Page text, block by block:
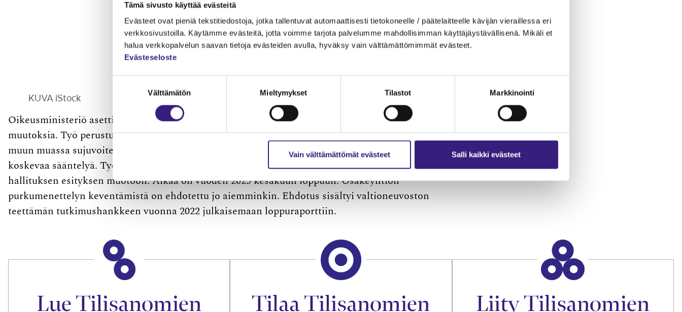
Tämä sivusto käyttää evästeitä
Evästeet ovat pieniä tekstitiedostoja, jotka tallentuvat automaattisesti tietokoneelle / päätelaitteelle kävijän vieraillessa eri
verkkosivustoilla. Käytämme evästeitä, jotta voimme tarjota palvelumme mahdollisimman käyttäjäystävällisenä. Mikäli et
halua verkkopalvelun saavan tietoja evästeiden avulla, hyväksy vain välttämättömimmät evästeet.
Evästeseloste
Välttämätön Mieltymykset Tilastot Markkinointi
Vain välttämättömät evästeet Salli kaikki evästeet
KUVA iStock
Oikeusministeriö asetti tammikuussa 2024 työryhmän ja seurantaryhmän työstämään osakeyhtiölakiin
muutoksia. Työ perustuuPetteri Orponhallituksen ohjelmaan, jonka mukaan vaalikauden aikana
muun muassa sujuvoitetaan osakeyhtiön purkamismenettelyä sekä oman pääoman menettämistä
koskevaa sääntelyä. Työryhmän on määrä kirjoittaa ehdotuksensa eduskunnalle annettavan
hallituksen esityksen muotoon. Aikaa on vuoden 2025 kesäkuun loppuun. Osakeyhtiön
purkumenettelyn keventämistä on ehdotettu jo aiemminkin. Ehdotus sisältyi valtioneuvoston
teettämän tutkimushankkeen vuonna 2022 julkaisemaan loppuraporttiin.
Lue Tilisanomien Tilaa Tilisanomien Liity Tilisanomien